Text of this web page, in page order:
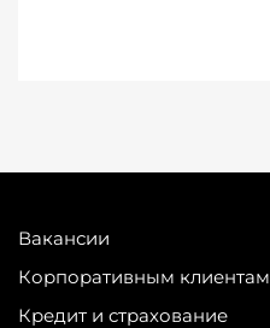
Вакансии
Корпоративным клиентам
Кредит и страхование